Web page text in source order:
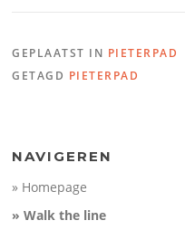
GEPLAATST IN PIETERPAD
GETAGD PIETERPAD
NAVIGEREN
» Homepage
» Walk the line